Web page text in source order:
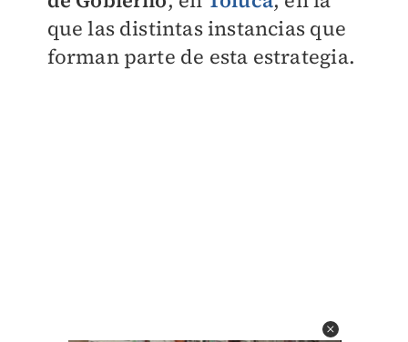
que las distintas instancias que
forman parte de esta estrategia.